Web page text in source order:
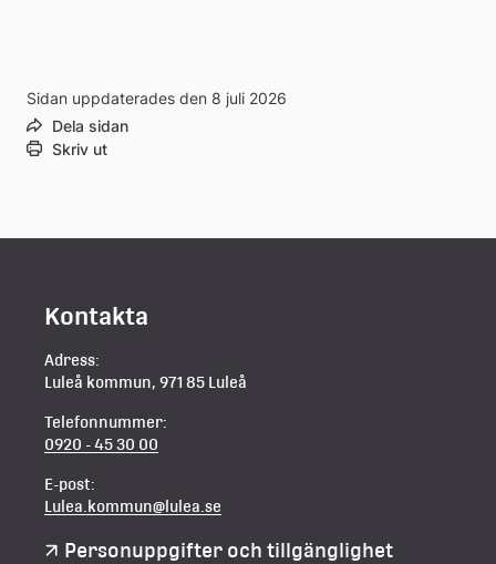
Sidan uppdaterades den 8 juli 2026
Dela sidan
Skriv ut
Kontakta
Adress:
Luleå kommun, 971 85 Luleå
Telefonnummer:
0920 - 45 30 00
E-post:
Lulea.kommun@lulea.se
Personuppgifter och tillgänglighet